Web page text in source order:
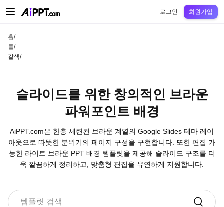
중학교고등
로그인 회원가입
홈/
틀/
갈색/
슬라이드를 위한 창의적인 브라운
파워포인트 배경
AiPPT.com은 한층 세련된 브라운 계열의 Google Slides 테마 레이
아웃으로 따뜻한 분위기의 페이지 구성을 구현합니다. 또한 편집 가
능한 라이트 브라운 PPT 배경 템플릿을 제공해 슬라이드 구조를 더
욱 깔끔하게 정리하고, 맞춤형 편집을 유연하게 지원합니다.